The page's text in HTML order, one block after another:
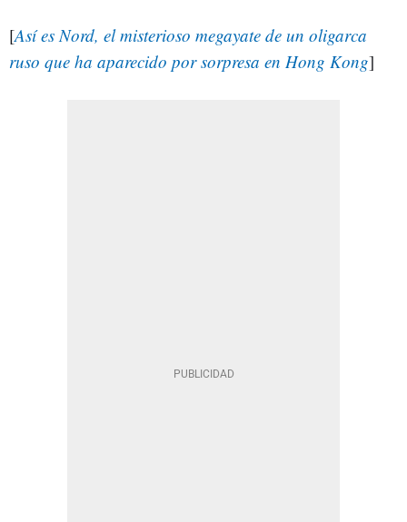
[Así es Nord, el misterioso megayate de un oligarca
ruso que ha aparecido por sorpresa en Hong Kong]